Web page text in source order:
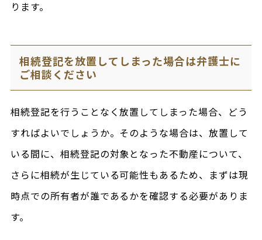
ります。
相続登記を放置してしまった場合は弁護士に
ご相談ください
相続登記を行うことなく放置してしまった場合、どう
すればよいでしょうか。そのような場合は、放置して
いる間に、相続登記の対象となった不動産について、
さらに相続が生じている可能性もあるため、まずは現
時点での所有者が誰であるかを確認する必要がありま
す。